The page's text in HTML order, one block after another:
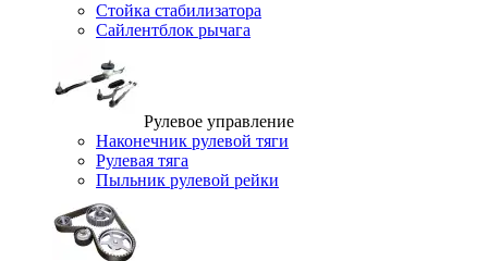
Стойка стабилизатора
Сайлентблок рычага
Рулевое управление
Наконечник рулевой тяги
Рулевая тяга
Пыльник рулевой рейки